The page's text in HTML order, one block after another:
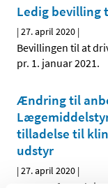
Ledig bevilling
|27. april 2020 |
Bevillingen til at
pr. 1. januar 2021.
Ændring til
tilladelse til
udstyr
|27. april 2020 |